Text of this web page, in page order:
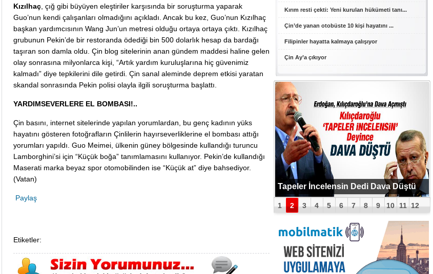
Kızılhaç , çığ gibi büyüyen eleştiriler karşısında bir soruşturma yaparak
Guo’nun kendi çalışanları olmadığını açıkladı. Ancak bu kez, Guo’nun Kızılhaç
başkan yardımcısının Wang Jun’un metresi olduğu ortaya ortaya çıktı. Kızılhaç
grubunun Pekin’de bir restoranda ödediği bin 500 dolarlık hesap da bardağı
taşıran son damla oldu. Çin blog sitelerinin anan gündem maddesi haline gelen
olay sonrasına milyonlarca kişi, “Artık yardım kuruluşlarına hiç güvenimiz
kalmadı” diye tepkilerini dile getirdi. Çin sanal aleminde deprem etkisi yaratan
skandal sonrasında Pekin polisi olayla ilgili soruşturma başlattı.
YARDIMSEVERLERE EL BOMBASI!..
Çin basını, internet sitelerinde yapılan yorumlardan, bu genç kadının yüks
hayatını gösteren fotoğrafların Çinlilerin hayırseverliklerine el bombası attığı
yorumları yapıldı. Guo Meimei, ülkenin güney bölgesinde kullandığı turuncu
Lamborghini’si için “Küçük boğa” tanımlamasını kullanıyor. Pekin’de kullandığı
Maserati marka beyaz spor otomobilinden ise “Küçük at” diye bahsediyor.
(Vatan)
Paylaş
Etiketler:
Kırım resti çekti: Yeni kurulan hükümeti tanı...
Çin’de yanan otobüste 10 kişi hayatını ...
Filipinler hayatta kalmaya çalışıyor
Çin Ay’a çıkıyor
PUTİN BOMBAYI PATLATTI !
Tapeler İncelensin Dedi Dava Düştü
1 2 3 4 5 6 7 8 9 10 11 12